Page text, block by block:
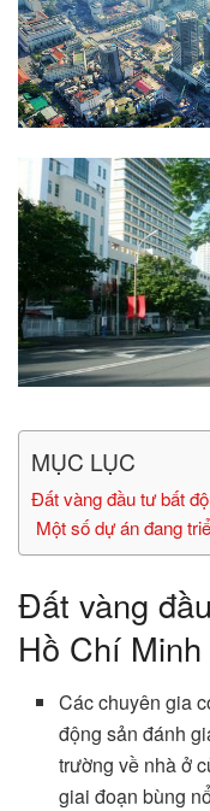
MỤC LỤC
Đất vàng đầu tư bất
Một số dự án đang
Đất vàng
Hồ Chí Minh
Các chuyên gia
động sản đánh
trường về nhà ở
giai đoạn bùng